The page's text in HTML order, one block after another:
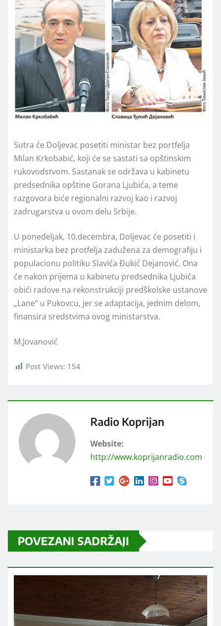
Sutra će Doljevac posetiti ministar bez portfelja
Milan Krkobabić, koji će se sastati sa opštinskim
rukovodstvom. Sastanak se održava u kabinetu
predsednika opštine Gorana Ljubića, a teme
razgovora biće regionalni razvoj kao i razvoj
zadrugarstva u ovom delu Srbije.
U ponedeljak, 10.decembra, Doljevac će posetiti i
ministarka bez protfelja zadužena za demografiju i
populacionu politiku Slavića Đukić Dejanović. Ona
će nakon prijema u kabinetu predsednika Ljubića
obići radove na rekonstrukciji predškolske ustanove
„Lane“ u Pukovcu, jer se adaptacija, jednim delom,
finansira sredstvima ovog ministarstva.
M.Jovanović
Post Views: 154
Radio Koprijan
Website:
http://www.koprijanradio.com
POVEZANI SADRŽAJI